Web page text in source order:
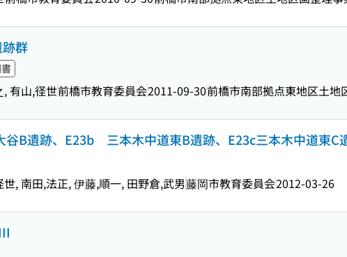
群
, 有山,径世前橋市教育委員会2011-09-30前橋市南部拠点東地区土地
B遺跡、E23b 三本木中道東B遺跡、E23c三本木中道東C
, 南田,法正, 伊藤,順一, 田野倉,武男藤岡市教育委員会2012-03-26